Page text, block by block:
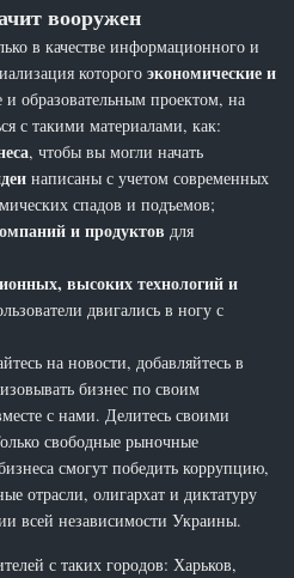
вооружен
в качестве информационного и
которогоэкономические и
и образовательным проектом, на
с такими материалами, как:
, чтобы вы могли начать
написаны с учетом современных
спадов и подъемов;
и продуктов для
высоких технологий и
двигались в ногу с
на новости, добавляйтесь в
бизнес по своим
с нами. Делитесь своими
свободные рыночные
смогут победить коррупцию,
отрасли, олигархат и диктатуру
всей независимости Украины.
с таких городов: Харьков,